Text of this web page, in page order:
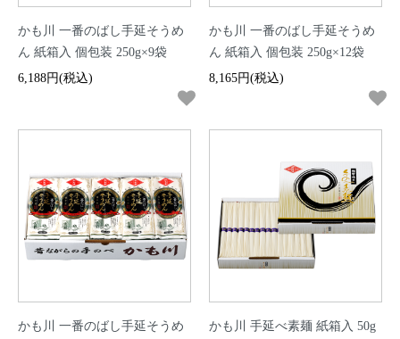
かも川 一番のばし手延そうめ
ん 紙箱入 個包装 250g×9袋
6,188円(税込)
かも川 一番のばし手延そうめ
ん 紙箱入 個包装 250g×12袋
8,165円(税込)
かも川 一番のばし手延そうめ
かも川 手延べ素麺 紙箱入 50g